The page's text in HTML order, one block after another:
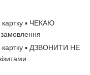
картку ▪ ЧЕКАЮ
картку ▪ ДЗВОНИТИ НЕ